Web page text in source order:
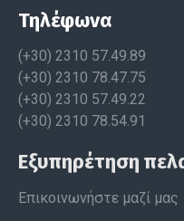
Τηλέφωνα
(+30) 2310 57.49.89
(+30) 2310 78.47.75
(+30) 2310 57.49.22
(+30) 2310 78.54.91
Εξυπηρέτηση
Επικοινωνήστε μαζί μας